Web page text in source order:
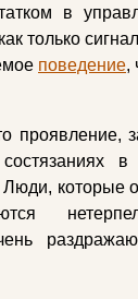
в
только
поведение,
проявление,
Люди, которые